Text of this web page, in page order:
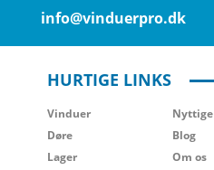
info@vinduerpro.dk
HURTIGE LINKS
Vinduer
Døre
Lager
Nyttige
Blog
Om os